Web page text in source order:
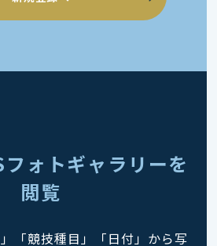
ォトギャラリーを
閲覧
「競技種目」「日付」から写